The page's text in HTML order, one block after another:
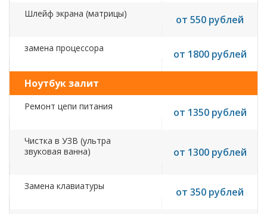
Шлейф экрана (матрицы) от 550 рублей
замена процессора от 1800 рублей
Ноутбук залит
Ремонт цепи питания от 1350 рублей
Чистка в УЗВ (ультра
звуковая ванна)
от 1300 рублей
Замена клавиатуры от 350 рублей